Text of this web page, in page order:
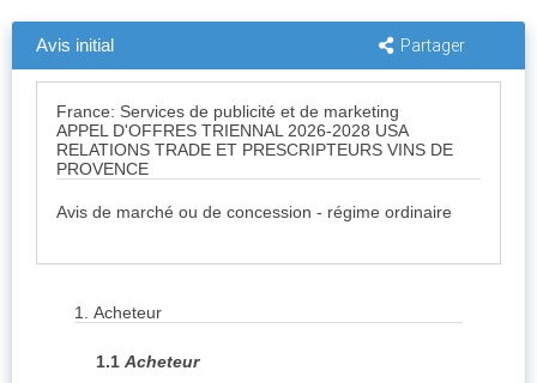
Avis initial Partager
France: Services de publicité et de marketing
APPEL D'OFFRES TRIENNAL 2026-2028 USA
RELATIONS TRADE ET PRESCRIPTEURS VINS DE
PROVENCE
Avis de marché ou de concession - régime ordinaire
1. Acheteur
1.1 Acheteur